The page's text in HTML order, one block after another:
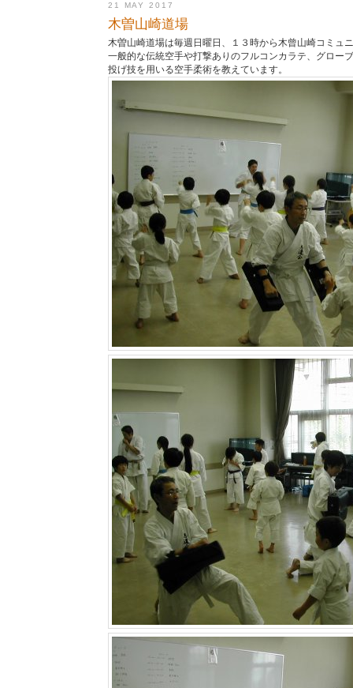
21 MAY 2017
木曽山崎道場
木曽山崎道場は毎週日曜日、１３時から木曾山崎コミュ
一般的な伝統空手や打撃ありのフルコンカラテ、グロー
投げ技を用いる空手柔術を教えています。